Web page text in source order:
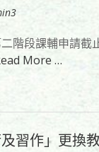
階段課輔申請截
More …
習作」更換